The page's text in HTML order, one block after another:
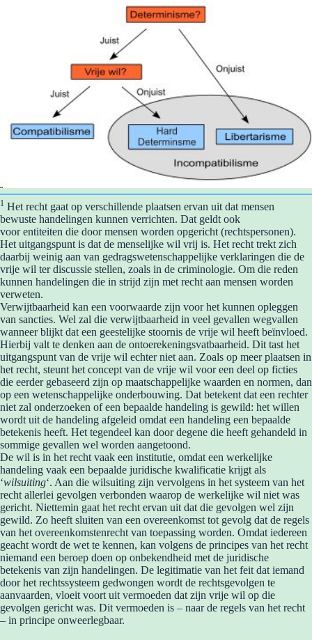
1 Het recht gaat op verschillende plaatsen ervan uit dat mensen
bewuste handelingen kunnen verrichten. Dat geldt ook
voor entiteiten die door mensen worden opgericht (rechtspersonen).
Het uitgangspunt is dat de menselijke wil vrij is. Het recht trekt zich
daarbij weinig aan van gedragswetenschappelijke verklaringen die de
vrije wil ter discussie stellen, zoals in de criminologie. Om die reden
kunnen handelingen die in strijd zijn met recht aan mensen worden
verweten.
Verwijtbaarheid kan een voorwaarde zijn voor het kunnen opleggen
van sancties. Wel zal die verwijtbaarheid in veel gevallen wegvallen
wanneer blijkt dat een geestelijke stoornis de vrije wil heeft beïnvloed.
Hierbij valt te denken aan de ontoerekeningsvatbaarheid. Dit tast het
uitgangspunt van de vrije wil echter niet aan. Zoals op meer plaatsen in
het recht, steunt het concept van de vrije wil voor een deel op ficties
die eerder gebaseerd zijn op maatschappelijke waarden en normen, dan
op een wetenschappelijke onderbouwing. Dat betekent dat een rechter
niet zal onderzoeken of een bepaalde handeling is gewild: het willen
wordt uit de handeling afgeleid omdat een handeling een bepaalde
betekenis heeft. Het tegendeel kan door degene die heeft gehandeld in
sommige gevallen wel worden aangetoond.
De wil is in het recht vaak een institutie, omdat een werkelijke
handeling vaak een bepaalde juridische kwalificatie krijgt als
‘wilsuiting‘. Aan die wilsuiting zijn vervolgens in het systeem van het
recht allerlei gevolgen verbonden waarop de werkelijke wil niet was
gericht. Niettemin gaat het recht ervan uit dat die gevolgen wel zijn
gewild. Zo heeft sluiten van een overeenkomst tot gevolg dat de regels
van het overeenkomstenrecht van toepassing worden. Omdat iedereen
geacht wordt de wet te kennen, kan volgens de principes van het recht
niemand een beroep doen op onbekendheid met de juridische
betekenis van zijn handelingen. De legitimatie van het feit dat iemand
door het rechtssysteem gedwongen wordt de rechtsgevolgen te
aanvaarden, vloeit voort uit vermoeden dat zijn vrije wil op die
gevolgen gericht was. Dit vermoeden is – naar de regels van het recht
– in principe onweerlegbaar.